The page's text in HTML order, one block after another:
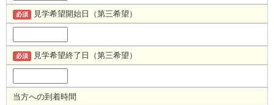
必須 見学希望開始日（第三希望）
必須 見学希望終了日（第三希望）
当方への到着時間